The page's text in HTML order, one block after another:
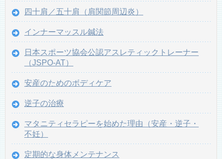
四十肩／五十肩（肩関節周辺炎）
インナーマッスル鍼法
日本スポーツ協会公認アスレティックトレーナー
（JSPO-AT）
安産のためのボディケア
逆子の治療
マタニティセラピーを始めた理由（安産・逆子・
不妊）
定期的な身体メンテナンス